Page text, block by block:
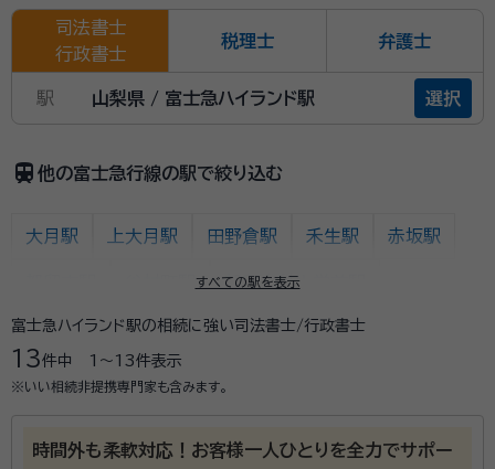
司法書士
行政書士
税理士 弁護士
駅 山梨県 / 富士急ハイランド駅 選択
train 他の富士急行線の駅で絞り込む
すべての駅を表示
大月駅 上大月駅 田野倉駅 禾生駅 赤坂駅
都留文科大学前駅
十日市場駅 東桂駅 三つ峠駅 寿駅
富士急ハイランド駅の相続に強い司法書士/行政書士
13件中 1〜13件表示
※いい相続非提携専門家も含みます。
時間外も柔軟対応！お客様一人ひとりを全力でサポー